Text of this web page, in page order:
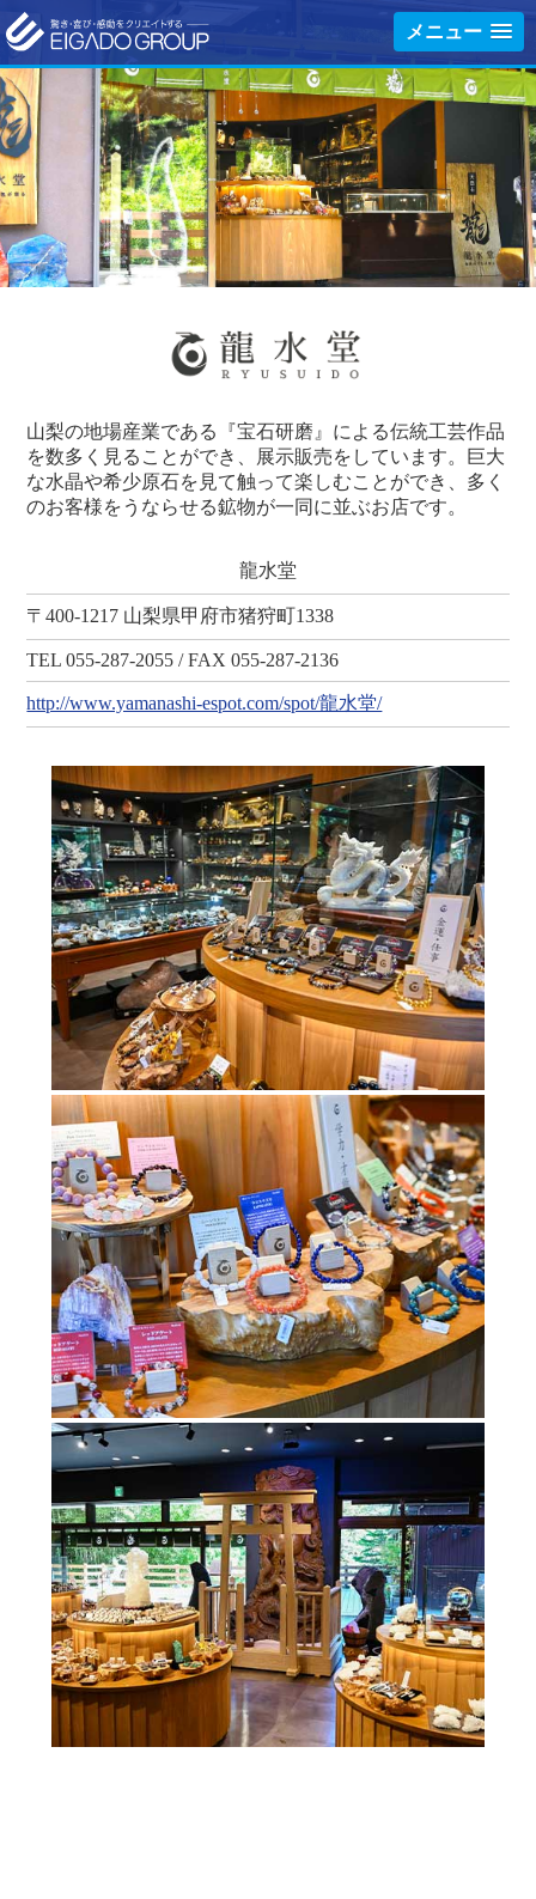
メニュー
英雅堂グループ - 驚き・喜び・感動
山梨の地場産業である『宝石研磨』による伝統工芸作品
を数多く見ることができ、展示販売をしています。巨大
な水晶や希少原石を見て触って楽しむことができ、多く
のお客様をうならせる鉱物が一同に並ぶお店です。
龍水堂
〒400-1217 山梨県甲府市猪狩町1338
TEL 055-287-2055 / FAX 055-287-2136
http://www.yamanashi-espot.com/spot/龍水堂/